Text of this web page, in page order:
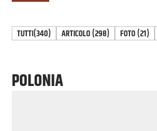
TUTTI(340) ARTICOLO(298) FOTO(21)
POLONIA